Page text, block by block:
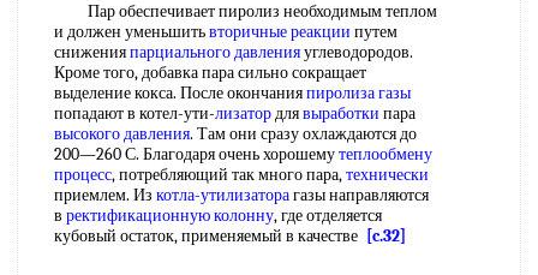
Пар обеспечивает пиролиз необходимым теплом
и должен уменьшитьвторичные реакции путем
сниженияпарциального давленияуглеводородов.
Кроме того, добавка пара сильно сокращает
выделение кокса. После окончанияпиролиза газы
попадают в котел-ути-лизатордлявыработки пара
высокого давления. Там они сразу охлаждаются до
200—260 С. Благодаря очень хорошемутеплообмену
процесс, потребляющий так много пара,технически
приемлем. Из котла-утилизаторагазы направляются
в ректификационную колонну, где отделяется
кубовый остаток, применяемый в качестве [c.32]